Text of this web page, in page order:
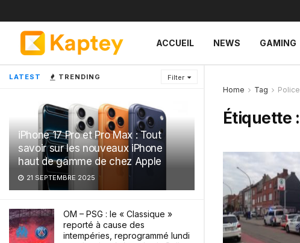
LATEST TRENDING Filter
iPhone 17 Pro et Pro Max : Tout
savoir sur les nouveaux iPhone
haut de gamme de chez Apple
21 SEPTEMBRE 2025
OM – PSG : le « Classique »
reporté à cause des
intempéries, reprogrammé lundi
ACCUEIL NEWS GAMING
Home Tag Police
Étiquette :